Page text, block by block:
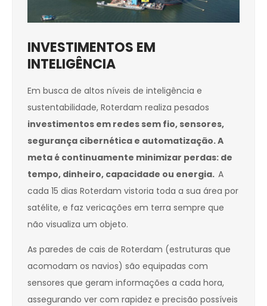
INVESTIMENTOS EM
INTELIGÊNCIA
Em busca de altos níveis de inteligência e
sustentabilidade, Roterdam realiza pesados
investimentos em redes sem fio, sensores,
segurança cibernética e automatização. A
meta é continuamente minimizar perdas: de
tempo, dinheiro, capacidade ou energia. A
cada 15 dias Roterdam vistoria toda a sua área por
satélite, e faz vericações em terra sempre que
não visualiza um objeto.
As paredes de cais de Roterdam (estruturas que
acomodam os navios) são equipadas com
sensores que geram informações a cada hora,
assegurando ver com rapidez e precisão possíveis